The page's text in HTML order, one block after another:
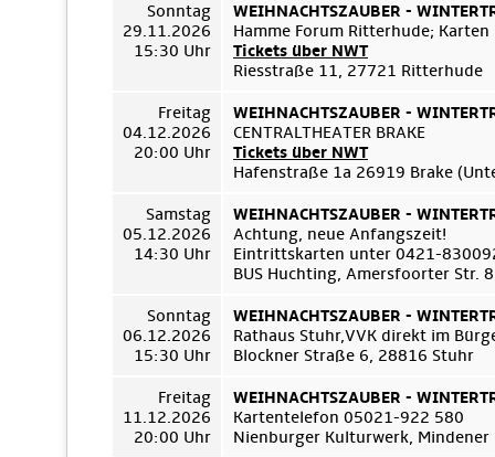
Sonntag
29.11.2026
15:30 Uhr
WEIHNACHTSZAUBER -
Hamme Forum Ritterhude;
Tickets über NWT
Riesstraße 11, 27721 Ritterhude
Freitag
04.12.2026
20:00 Uhr
WEIHNACHTSZAUBER -
CENTRALTHEATER BRAKE
Tickets über NWT
Hafenstraße 1a 26919 Brake
Samstag
05.12.2026
14:30 Uhr
WEIHNACHTSZAUBER -
Achtung, neue Anfangszeit!
Eintrittskarten unter 0421-
BUS Huchting, Amersfoorter Str.
Sonntag
06.12.2026
15:30 Uhr
WEIHNACHTSZAUBER -
Rathaus Stuhr,VVK direkt im
Blockner Straße 6, 28816 Stuhr
Freitag
11.12.2026
20:00 Uhr
WEIHNACHTSZAUBER -
Kartentelefon 05021-922 580
Nienburger Kulturwerk,